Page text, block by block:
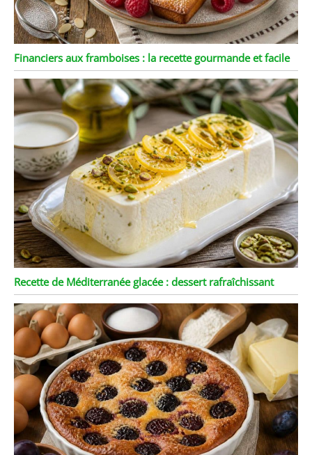
Financiers aux framboises : la recette gourmande et facile
Recette de Méditerranée glacée : dessert rafraîchissant